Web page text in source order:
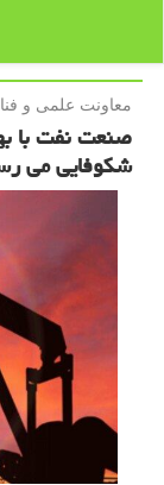
معاونت علمی و
صنعت نفت با
شکوفایی می